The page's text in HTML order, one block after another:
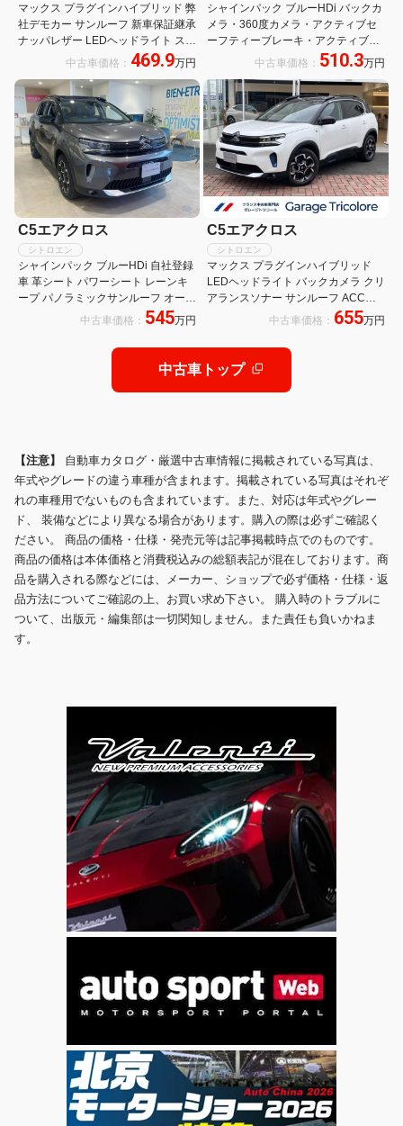
マックス プラグインハイブリッド 弊
社デモカー サンルーフ 新車保証継承
ナッパレザー LEDヘッドライト スマ
ートキー 電動テールゲート カープレ
ACC レーンキープ 前後ソナー 純正
18AW
中古車価格： 469.9万円
シャインパック ブルーHDi バックカ
メラ・360度カメラ・アクティブセ
ーフティーブレーキ・アクティブク
ルーズコントロール・試乗車アッ
プ・シートヒーター・サンルーフ・
アップルカープレイ・アンドロイド
オート
中古車価格： 510.3万円
C5エアクロス
シトロエン
シャインパック ブルーHDi 自社登録
車 革シート パワーシート レーンキ
ープ パノラミックサンルーフ オート
ライト Bluetooth接続 LEDヘッドラ
トキー オートマチックハイビーム
中古車価格： 545万円
C5エアクロス
シトロエン
マックス プラグインハイブリッド
LEDヘッドライト バックカメラ クリ
アランスソナー サンルーフ ACC
AppleCarPlay AndroidAuto
中古車価格： 655万円
中古車トップ
【注意】 自動車カタログ・厳選中古車情報に掲載されている写真は、
年式やグレードの違う車種が含まれます。掲載されている写真はそれぞ
れの車種用でないものも含まれています。また、対応は年式やグレー
ド、 装備などにより異なる場合があります。購入の際は必ずご確認く
ださい。 商品の価格・仕様・発売元等は記事掲載時点でのものです。
商品の価格は本体価格と消費税込みの総額表記が混在しております。商
品を購入される際などには、メーカー、ショップで必ず価格・仕様・返
品方法についてご確認の上、お買い求め下さい。 購入時のトラブルに
ついて、出版元・編集部は一切関知しません。また責任も負いかねま
す。